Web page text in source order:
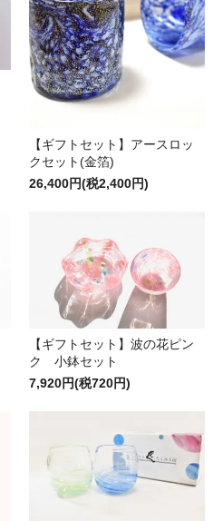
【ギフトセット】アースロッ
クセット(金箔)
26,400円(税2,400円)
【ギフトセット】波の花ピン
ク 小鉢セット
7,920円(税720円)